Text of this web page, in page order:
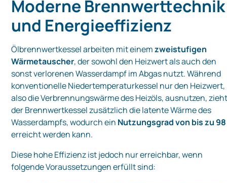
Moderne Brennwerttechnik
und Energieeffizienz
Ölbrennwertkessel arbeiten mit einemzweistufigen
Wärmetauscher, der sowohl den Heizwert als auch den
sonst verlorenen Wasserdampf im Abgas nutzt. Während
konventionelle Niedertemperaturkessel nur den Heizwert,
also die Verbrennungswärme des Heizöls, ausnutzen,
der Brennwertkessel zusätzlich die latente Wärme des
Wasserdampfs, wodurch ein Nutzungsgrad von bis zu 98
erreicht werden kann.
Diese hohe Effizienz ist jedoch nur erreichbar, wenn
folgende Voraussetzungen erfüllt sind: